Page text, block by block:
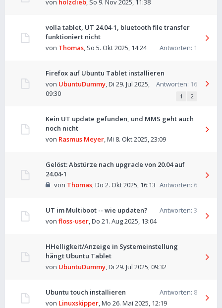
von holzdieb, So 9. Nov 2025, 11:38
volla tablet, UT 24.04-1, bluetooth file transfer
funktioniert nicht
Antworten: 1
von Thomas, So 5. Okt 2025, 14:24
Firefox auf Ubuntu Tablet installieren
Antworten: 16
von UbuntuDummy,Di 29. Jul 2025,
09:30
1 2
Kein UT update gefunden, und MMS geht auch
noch nicht
von Rasmus Meyer,Mi 8. Okt 2025, 23:09
Gelöst: Abstürze nach upgrade von 20.04 auf
24.04-1
Antworten: 6
von Thomas,Do 2. Okt 2025, 16:13
UT im Multiboot -- wie updaten? Antworten: 3
von floss-user,Do 21. Aug 2025, 13:04
HHelligkeit/Anzeige in Systemeinstellung
hängt Ubuntu Tablet
von UbuntuDummy,Di 29. Jul 2025, 09:32
Ubuntu touch installieren Antworten: 8
von Linuxskipper,Mo 26. Mai 2025, 12:19